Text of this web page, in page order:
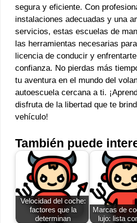
segura y eficiente. Con
instalaciones adecuadas y una
servicios, estas escuelas de
las herramientas necesarias
licencia de conducir y
confianza. No pierdas más
tu aventura en el mundo del
autoescuela cercana a ti.
disfruta de la libertad que te
vehículo!
También puede
Velocidad del coche:
factores que la
determinan
Marcas de
lujo: lista